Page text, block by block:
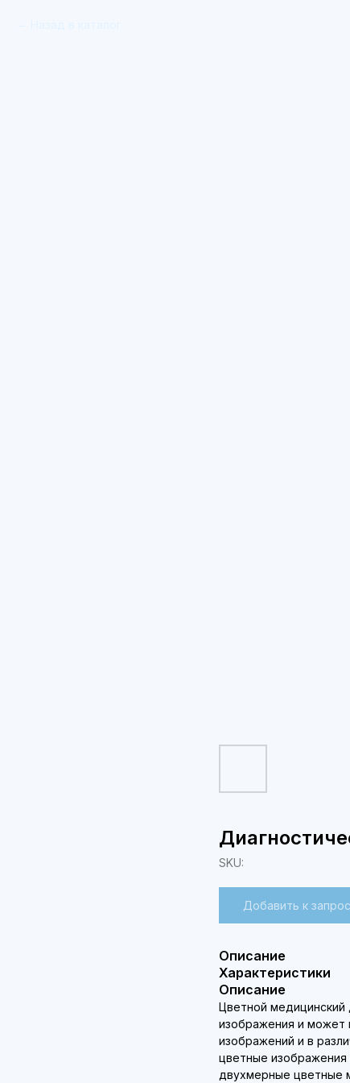
SKU:
Добавить к
Описание
Характеристики
Описание
Цветной
изображения и может
изображений и в
цветные изображения
двухмерные цветные